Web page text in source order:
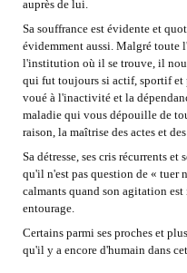
auprès de lui.
Sa souffrance est évidente et
évidemment aussi. Malgré toute
l'institution où il se trouve, il
qui fut toujours si actif, sportif
voué à l'inactivité et la
maladie qui vous dépouille de
raison, la maîtrise des actes et
Sa détresse, ses cris récurrents
qu'il n'est pas question de « tuer
calmants quand son agitation
entourage.
Certains parmi ses proches et
qu'il y a encore d'humain dans